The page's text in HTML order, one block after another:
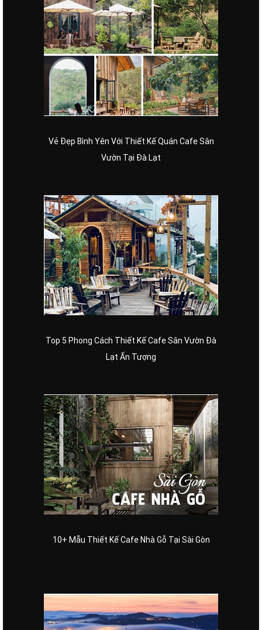
Vẻ Đẹp Bình Yên Với Thiết Kế Quán Cafe Sân
Vườn Tại Đà Lạt
Top 5 Phong Cách Thiết Kế Cafe Sân Vườn Đà
Lạt Ấn Tượng
10+ Mẫu Thiết Kế Cafe Nhà Gỗ Tại Sài Gòn